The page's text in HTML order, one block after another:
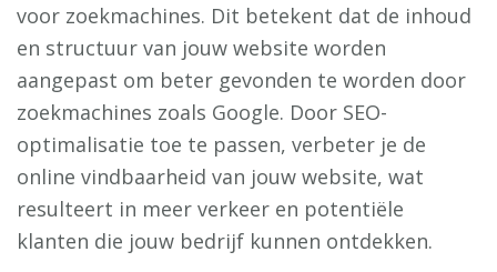
voor zoekmachines. Dit betekent dat de inhoud
en structuur van jouw website worden
aangepast om beter gevonden te worden door
zoekmachines zoals Google. Door SEO-
optimalisatie toe te passen, verbeter je de
online vindbaarheid van jouw website, wat
resulteert in meer verkeer en potentiële
klanten die jouw bedrijf kunnen ontdekken.